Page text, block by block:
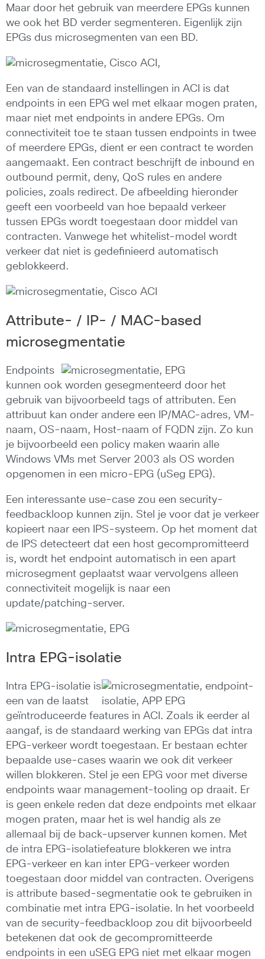
Maar door het gebruik van meerdere EPGs kunnen
we ook het BD verder segmenteren. Eigenlijk zijn
EPGs dus microsegmenten van een BD.
Een van de standaard instellingen in ACI is dat
endpoints in een EPG wel met elkaar mogen praten,
maar niet met endpoints in andere EPGs. Om
connectiviteit toe te staan tussen endpoints in twee
of meerdere EPGs, dient er een contract te worden
aangemaakt. Een contract beschrijft de inbound en
outbound permit, deny, QoS rules en andere
policies, zoals redirect. De afbeelding hieronder
geeft een voorbeeld van hoe bepaald verkeer
tussen EPGs wordt toegestaan door middel van
contracten. Vanwege het whitelist-model wordt
verkeer dat niet is gedefinieerd automatisch
geblokkeerd.
Attribute- / IP- / MAC-based
microsegmentatie
Endpoints
kunnen ook worden gesegmenteerd door het
gebruik van bijvoorbeeld tags of attributen. Een
attribuut kan onder andere een IP/MAC-adres, VM-
naam, OS-naam, Host-naam of FQDN zijn. Zo kun
je bijvoorbeeld een policy maken waarin alle
Windows VMs met Server 2003 als OS worden
opgenomen in een micro-EPG (uSeg EPG).
Een interessante use-case zou een security-
feedbackloop kunnen zijn. Stel je voor dat je verkeer
kopieert naar een IPS-systeem. Op het moment dat
de IPS detecteert dat een host gecompromitteerd
is, wordt het endpoint automatisch in een apart
microsegment geplaatst waar vervolgens alleen
connectiviteit mogelijk is naar een
update/patching-server.
Intra EPG-isolatie
Intra EPG-isolatie is
een van de laatst
geïntroduceerde features in ACI. Zoals ik eerder al
aangaf, is de standaard werking van EPGs dat intra
EPG-verkeer wordt toegestaan. Er bestaan echter
bepaalde use-cases waarin we ook dit verkeer
willen blokkeren. Stel je een EPG voor met diverse
endpoints waar management-tooling op draait. Er
is geen enkele reden dat deze endpoints met elkaar
mogen praten, maar het is wel handig als ze
allemaal bij de back-upserver kunnen komen. Met
de intra EPG-isolatiefeature blokkeren we intra
EPG-verkeer en kan inter EPG-verkeer worden
toegestaan door middel van contracten. Overigens
is attribute based-segmentatie ook te gebruiken in
combinatie met intra EPG-isolatie. In het voorbeeld
van de security-feedbackloop zou dit bijvoorbeeld
betekenen dat ook de gecompromitteerde
endpoints in een uSEG EPG niet met elkaar mogen